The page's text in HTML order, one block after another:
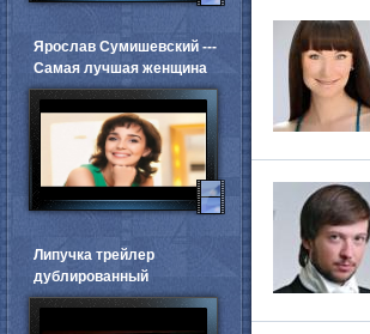
Ярослав Сумишевский ---
Самая лучшая женщина
Липучка трейлер
дублированный